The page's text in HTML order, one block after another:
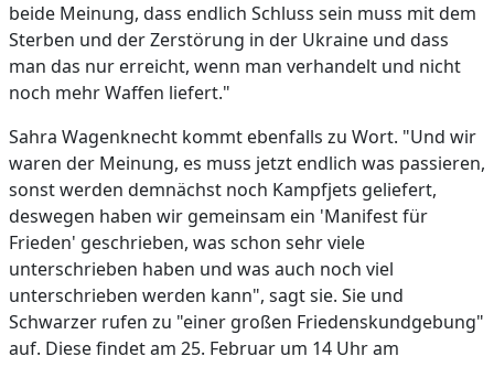
beide Meinung, dass endlich Schluss sein muss mit dem
Sterben und der Zerstörung in der Ukraine und dass
man das nur erreicht, wenn man verhandelt und nicht
noch mehr Waffen liefert."
Sahra Wagenknecht kommt ebenfalls zu Wort. "Und wir
waren der Meinung, es muss jetzt endlich was passieren,
sonst werden demnächst noch Kampfjets geliefert,
deswegen haben wir gemeinsam ein 'Manifest für
Frieden' geschrieben, was schon sehr viele
unterschrieben haben und was auch noch viel
unterschrieben werden kann", sagt sie. Sie und
Schwarzer rufen zu "einer großen Friedenskundgebung"
auf. Diese findet am 25. Februar um 14 Uhr am